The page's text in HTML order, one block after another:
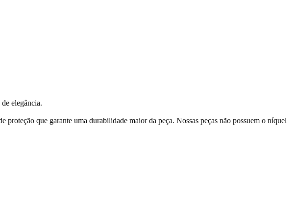
elegância.
que garante uma durabilidade maior da peça. Nossas peças não possuem o níquel